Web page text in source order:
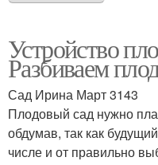
Устройство
Разбиваем
Сад Ирина Март 3143
Плодовый сад нужно
обдумав, так как
числе и от правильно